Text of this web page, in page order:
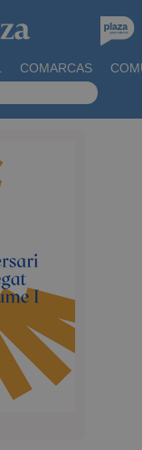
COMARCAS